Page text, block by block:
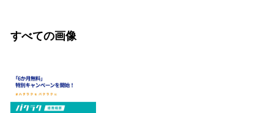
すべての画像